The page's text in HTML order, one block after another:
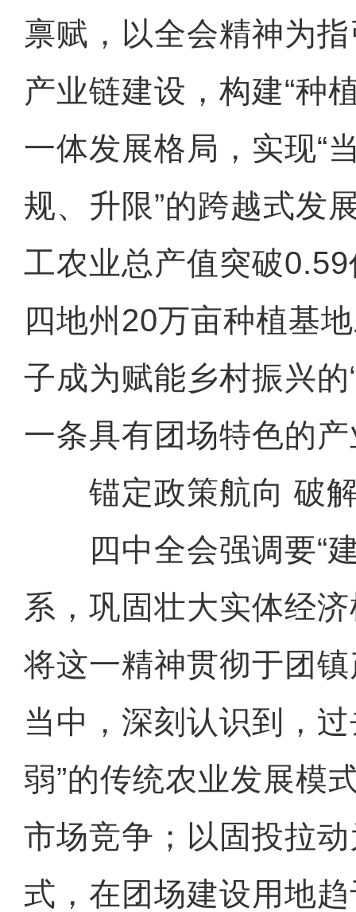
禀赋，以全会精神为
产业链建设，构建“种
一体发展格局，实现“
规、升限”的跨越式发
工农业总产值突破
四地州20万亩种植基
子成为赋能乡村振兴的
一条具有团场特色的
锚定政策航向 破解
四中全会强调要“建
系，巩固壮大实体经
将这一精神贯彻于团
当中，深刻认识到，
弱”的传统农业发展模
市场竞争；以固投拉
式，在团场建设用地